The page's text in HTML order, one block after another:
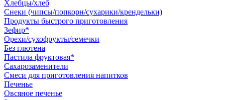
Хлебцы/хлеб
Снеки (чипсы/попкорн/сухарики/крендельки)
Продукты быстрого приготовления
Зефир*
Орехи/сухофрукты/семечки
Без глютена
Пастила фруктовая*
Сахарозаменители
Смеси для приготовления напитков
Печенье
Овсяное печенье